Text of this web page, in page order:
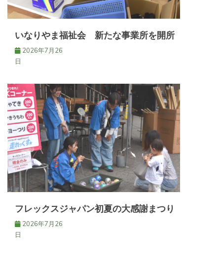
いなりやま福祉会 新たな事業所を開所
2026年7月26
日
フレックスジャパン初夏の大感謝まつり
2026年7月26
日